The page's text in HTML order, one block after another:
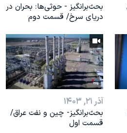
بحث‌برانگيز - حوثی‌ها: بحران در
دریای سرخ/ قسمت دوم
آذر ۲۱, ۱۴۰۳
بحث‌برانگیز- چین و نفت عراق/
قسمت اول